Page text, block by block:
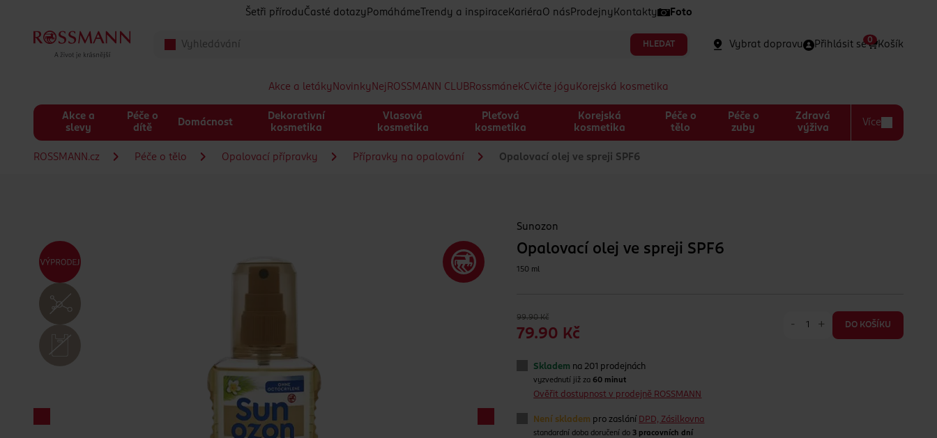
Šetři přírodu Časté dotazy Pomáháme Trendy a inspirace Kariéra O nás Prodejny Kontakty Foto
HLEDAT Vybrat dopravu Přihlásit se Košík
0
Akce a letáky Novinky Nej ROSSMANN CLUBRossmánekCvičte jógu Korejská kosmetika
Akce a
slevy
Péče o
dítě
Domácnost
Dekorativní
kosmetika
Vlasová
kosmetika
Pleťová
kosmetika
Korejská
kosmetika
Péče o
tělo
Péče o
zuby
Zdravá
výživa
Více
ROSSMANN.cz Péče o tělo Opalovací přípravky Přípravky na opalování Opalovací olej ve spreji SPF6
Sunozon
Opalovací olej ve spreji SPF6
150 ml
99.90 Kč
79.90 Kč
- + DO KOŠÍKU
Skladem na 201 prodejnách
vyzvednutí již za60 minut
Ověřit dostupnost v prodejně ROSSMANN
Není skladem pro zaslání DPD, Zásilkovna
standardní doba doručení do 3 pracovních dní